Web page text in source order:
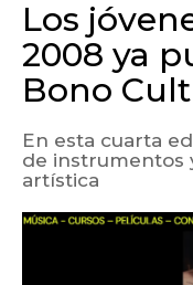
Los
2008 ya
Bono
En esta cuarta
de instrumentos
artística